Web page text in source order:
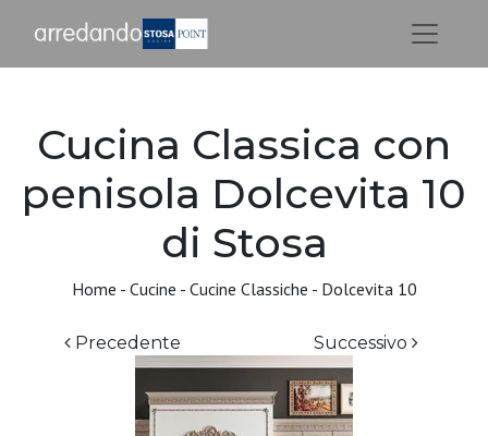
Cucina Classica con
penisola Dolcevita 10
di Stosa
Home - Cucine - Cucine Classiche - Dolcevita 10
Precedente Successivo